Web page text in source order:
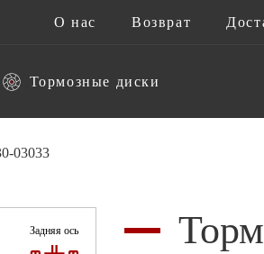
О нас Возврат
Тормозные диски
03033
Задняя ось